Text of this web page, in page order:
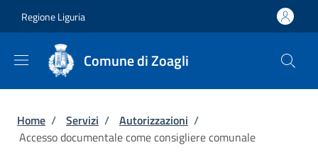
Regione Liguria
Comune di Zoagli
Briciole di pane
Home / Servizi / Autorizzazioni /
Accesso documentale come consigliere comunale